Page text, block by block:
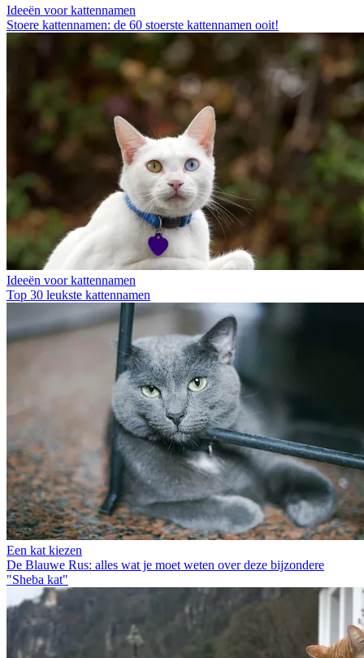
Ideeën voor kattennamen
Stoere kattennamen: de 60 stoerste kattennamen ooit!
Ideeën voor kattennamen
Top 30 leukste kattennamen
Een kat kiezen
De Blauwe Rus: alles wat je moet weten over deze bijzondere
"Sheba kat"